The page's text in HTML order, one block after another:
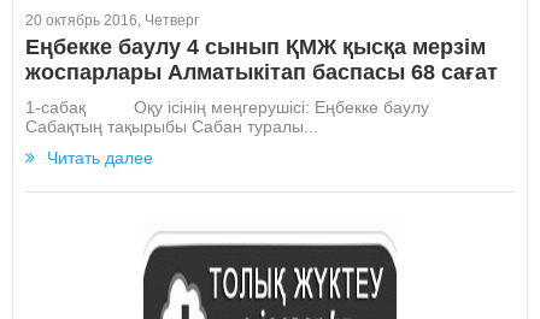
20 октябрь 2016, Четверг
Еңбекке баулу 4 сынып ҚМЖ қысқа мерзім
жоспарлары Алматыкітап баспасы 68 сағат
1-сабақ Оқу ісінің меңгерушісі: Еңбекке баулу
Сабақтың тақырыбы Сабан туралы...
Читать далее